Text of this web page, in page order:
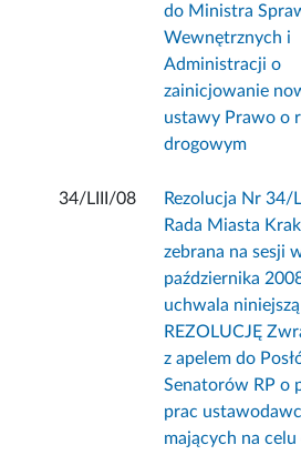
do Ministra
Wewnętrznych i
Administracji o
zainicjowanie
ustawy Prawo o
drogowym
34/LIII/08
Rezolucja Nr 34/
Rada Miasta
zebrana na sesji
października
uchwala niniejszą
REZOLUCJĘ
z apelem do
Senatorów RP o
prac
mających na